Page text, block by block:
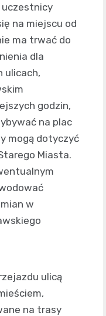
uczestnicy
na miejscu od
ma trwać do
dla
ulicach,
godzin,
na plac
mogą dotyczyć
Miasta.
w
ulicą
na trasy